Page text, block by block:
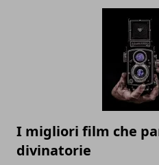
I migliori film che
divinatorie